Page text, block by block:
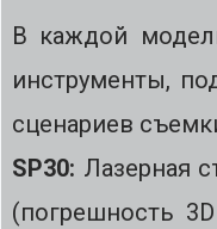
В каждой
инструменты,
сценариев
SP30: Лазерная
(погрешность